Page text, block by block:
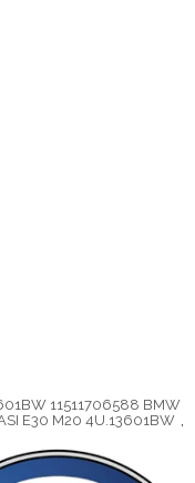
11511706588 BMW
E30 M20 4U.13601BW ,